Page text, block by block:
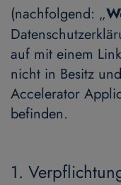
(nachfolgend: „
auf mit einem
nicht in Besitz
Accelerator
befinden.
1.